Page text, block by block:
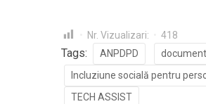
Nr. Vizualizari: 418
Tags: ANPDPD
Incluziune socială pentru
TECH ASSIST